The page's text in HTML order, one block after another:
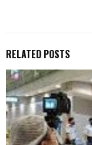
RELATED POSTS